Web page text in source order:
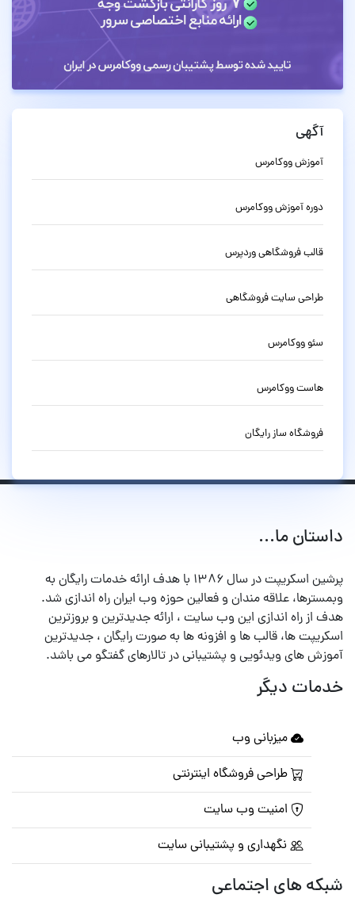
ووکامرس
آموزش ووکامرس
فروشگاهی وردپرس
سایت فروشگاهی
ووکامرس
ووکامرس
ساز رایگان
ما...
پرشین اسکریپت در سال ۱۳۸۶ با هدف ارائه خدمات رایگان به
علاقه مندان و فعالین حوزه وب ایران راه اندازی شد.
راه اندازی این وب سایت ، ارائه جدیدترین و بروزترین
ها، قالب ها و افزونه ها به صورت رایگان ، جدیدترین
های ویدئویی و پشتیبانی در تالارهای گفتگو می باشد.
دیگر
میزبانی وب
طراحی فروشگاه اینترنتی
امنیت وب سایت
نگهداری و پشتیبانی سایت
های اجتماعی